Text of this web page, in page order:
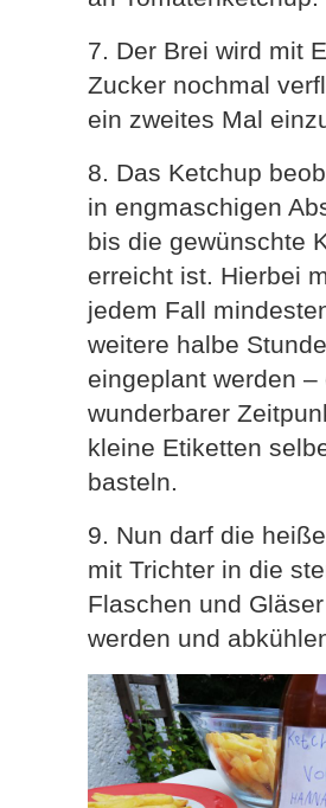
7. Der Brei wird mit
Zucker nochmal
ein zweites Mal
8. Das Ketchup
in engmaschigen
bis die gewünschte
erreicht ist. Hierbei
jedem Fall
weitere halbe Stunde
eingeplant werden –
wunderbarer
kleine Etiketten
basteln.
9. Nun darf die
mit Trichter in die
Flaschen und
werden und